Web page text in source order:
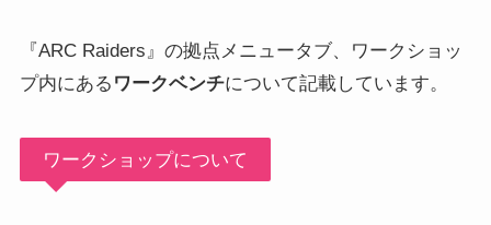
『ARC Raiders』の拠点メニュータブ、ワークショッ
プ内にある ワークベンチについて記載しています。
ワークショップについて